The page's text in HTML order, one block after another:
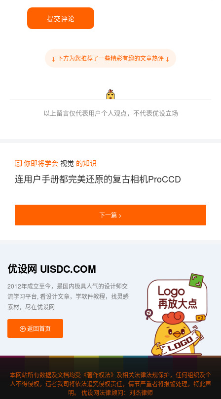
提交评论
↓ 下方为您推荐了一些精彩有趣的文章热评 ↓
以上留言仅代表用户个人观点，不代表优设立场
你即将学会 视觉 的知识
连用户手册都完美还原的复古相机ProCCD
下一篇
优设网 UISDC.COM
2012年成立至今，是国内极具人气的设计师交
流学习平台 看设计文章，学软件教程，找灵感
素材，尽在优设网
返回首页
本网站所有数据及文档均受《著作权法》及相关法律法规保护，任何组织及个
人不得侵权，违者我司将依法追究侵权责任，情节严重者将报警处理，特此声
明。 优设网法律顾问：刘杰律师